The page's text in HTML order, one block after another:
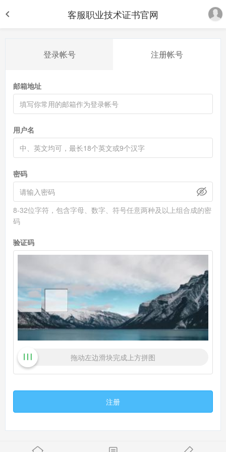
客服职业技术证书官网
登录帐号 注册帐号
邮箱地址
用户名
密码
8-32位字符，包含字母、数字、符号任意两种及以上组合成的密
码
验证码
拖动左边滑块完成上方拼图
注册